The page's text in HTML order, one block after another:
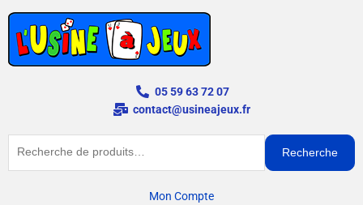
contenu
05 59 63 72 07
contact@usineajeux.fr
Recherche
Mon Compte